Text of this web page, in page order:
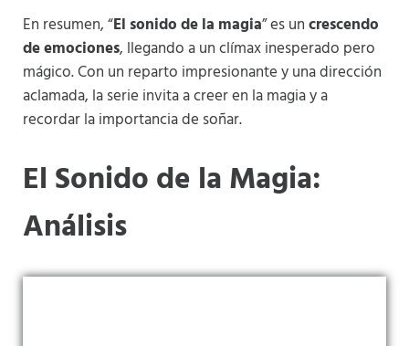
En resumen, “El sonido de la magia” es uncrescendo
de emociones, llegando a un clímax inesperado pero
mágico. Con un reparto impresionante y una dirección
aclamada, la serie invita a creer en la magia y a
recordar la importancia de soñar​​.
El Sonido de la Magia:
Análisis